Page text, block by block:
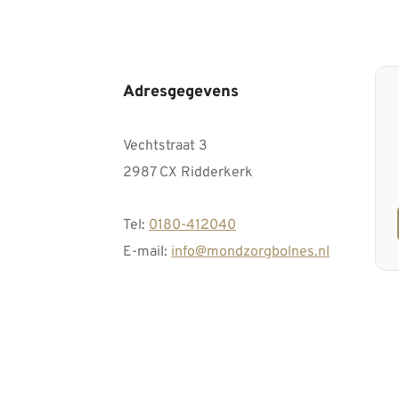
Adresgegevens
Vechtstraat 3
2987 CX Ridderkerk
Tel: 0180-412040
E-mail: info@mondzorgbolnes.nl